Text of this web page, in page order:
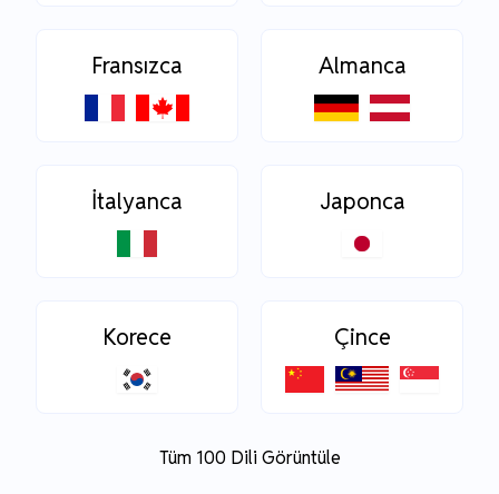
Fransızca Almanca
İtalyanca Japonca
Korece Çince
Tüm 100 Dili Görüntüle